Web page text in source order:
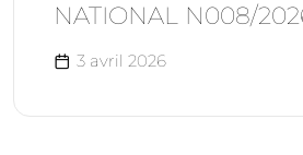
NATIONAL N008/
3 avril 2026